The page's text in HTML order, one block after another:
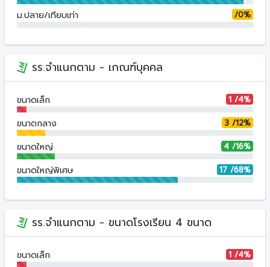
ม.ปลาย/เทียบเท่า /0%
รร.จำแนกตาม - เกณฑ์บุคคล
ขนาดเล็ก 1 /4%
ขนาดกลาง 3 /12%
ขนาดใหญ่ 4 /16%
ขนาดใหญ่พิเศษ 17 /68%
รร.จำแนกตาม - ขนาดโรงเรียน 4 ขนาด
ขนาดเล็ก 1 /4%